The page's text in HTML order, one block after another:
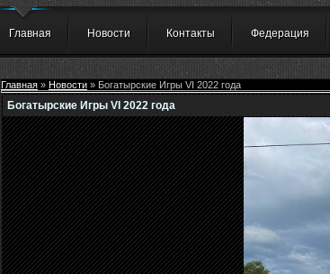
Главная Новости Контакты Федерация
Главная » Новости » Богатырские Игры VI 2022 года
Богатырские Игры VI 2022 года